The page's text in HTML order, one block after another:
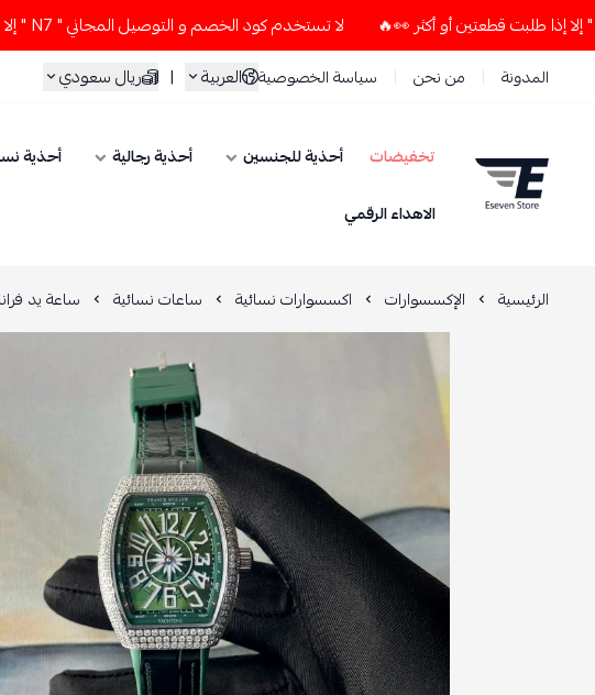
لا تستخدم كود الخصم و التوصيل المجاني " N7 " إلا إذا طلبت قطعتين أو أكثر 👀🔥
المدونة من نحن سياسة الخصوصية العربية | ريال سعودي
ESEVEN STORE
تخفيضات أحذية للجنسين أحذية رجالية أحذية
الاهداء الرقمي
الرئيسية الإكسسوارات اكسسوارات نسائية ساعات نسائية ساعة يد